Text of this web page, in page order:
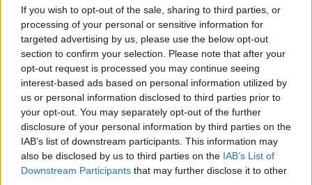
If you wish to opt-out of the sale, sharing to third parties, or
processing of your personal or sensitive information for
targeted advertising by us, please use the below opt-out
section to confirm your selection. Please note that after your
opt-out request is processed you may continue seeing
interest-based ads based on personal information utilized by
us or personal information disclosed to third parties prior to
your opt-out. You may separately opt-out of the further
disclosure of your personal information by third parties on the
IAB’s list of downstream participants. This information may
also be disclosed by us to third parties on the IAB’s List of
Downstream Participants that may further disclose it to other